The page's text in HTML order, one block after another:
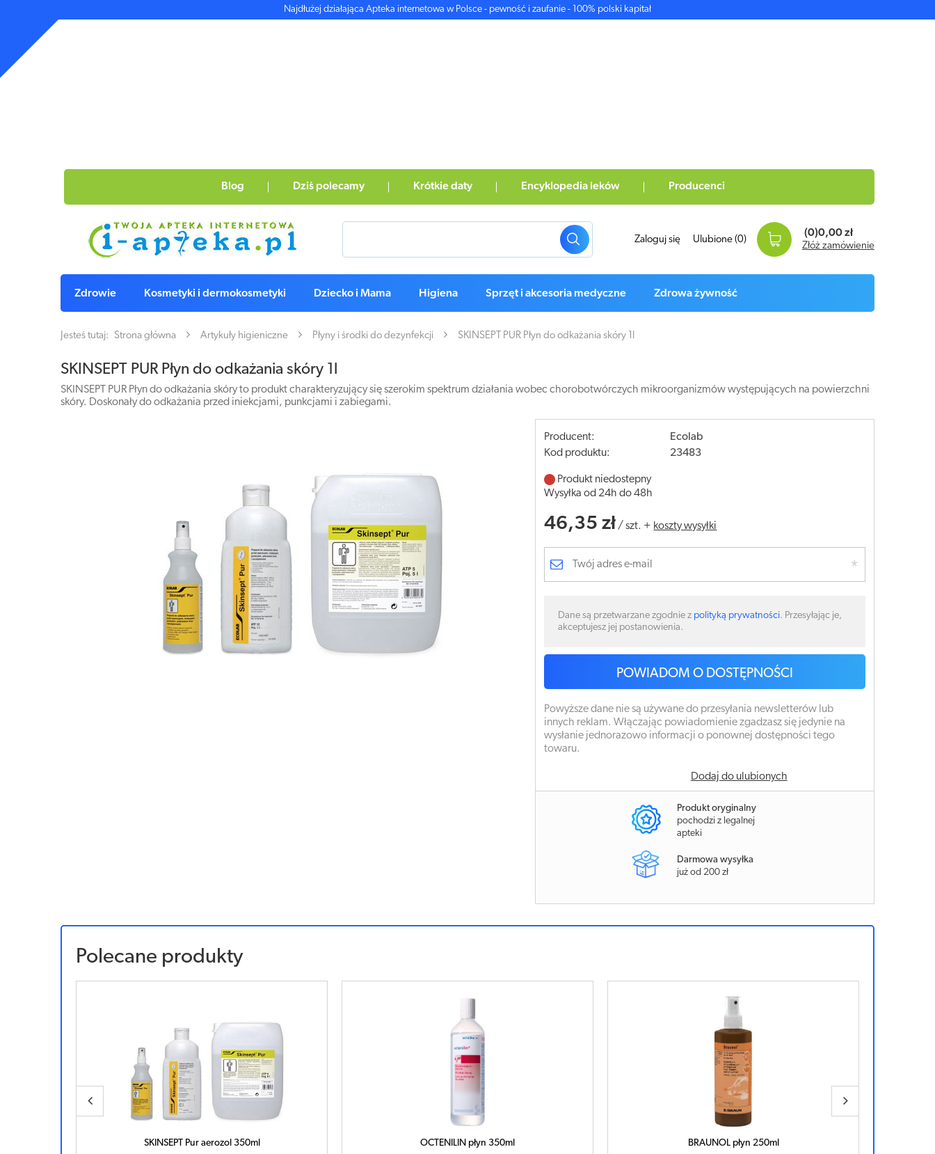
Najdłużej działająca Apteka internetowa w Polsce - pewność i zaufanie - 100% polski kapitał
Blog Dziś polecamy Krótkie daty Encyklopedia leków Producenci
Zaloguj się Ulubione (0)
(0)0,00 zł
Złóż zamówienie
Zdrowie Kosmetyki i dermokosmetyki Dziecko i Mama Higiena Sprzęt i akcesoria medyczne Zdrowa żywność
Jesteś tutaj: Strona główna Artykuły higieniczne Płyny i środki do dezynfekcji SKINSEPT PUR Płyn do odkażania skóry 1l
SKINSEPT PUR Płyn do odkażania skóry 1l
SKINSEPT PUR Płyn do odkażania skóry to produkt charakteryzujący się szerokim spektrum działania wobec chorobotwórczych mikroorganizmów występujących na powierzchni
skóry. Doskonały do odkażania przed iniekcjami, punkcjami i zabiegami.
Producent:
Ecolab
Kod produktu:
23483
Produkt niedostepny
Wysyłka od 24h do 48h
46,35 zł /szt. + koszty wysyłki
Dane są przetwarzane zgodnie z polityką prywatności. Przesyłając je,
akceptujesz jej postanowienia.
POWIADOM O DOSTĘPNOŚCI
Powyższe dane nie są używane do przesyłania newsletterów lub
innych reklam. Włączając powiadomienie zgadzasz się jedynie na
wysłanie jednorazowo informacji o ponownej dostępności tego
towaru.
Dodaj do ulubionych
Produkt oryginalny
pochodzi z legalnej
apteki
Darmowa wysyłka
już od 200 zł
Polecane produkty
SKINSEPT Pur aerozol 350ml OCTENILIN płyn 350ml BRAUNOL płyn 250ml